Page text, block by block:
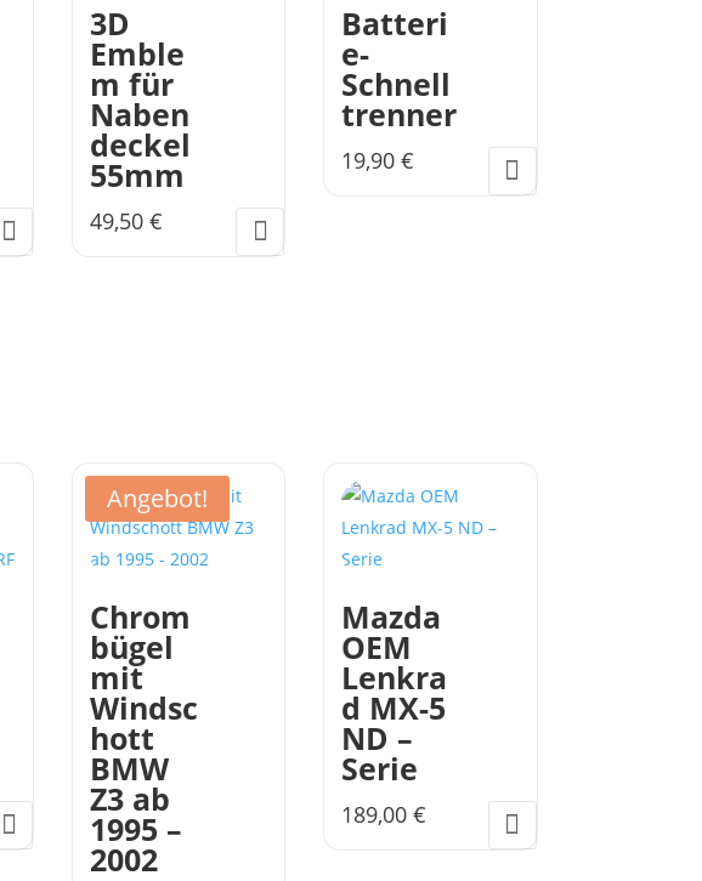
3D
Emble
m für
Naben
deckel
55mm
49,50 €
Batteri
e-
Schnell
trenner
19,90 €
Angebot!
Chrom
bügel
mit
Windsc
hott
BMW
Z3 ab
1995 –
2002
Mazda
OEM
Lenkra
d MX-5
ND –
Serie
189,00 €